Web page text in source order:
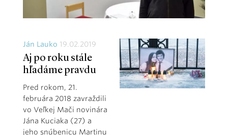
Ján Lauko 19.02.2019
Aj po roku stále
hľadáme pravdu
Pred rokom, 21.
februára 2018 zavraždili
vo Veľkej Mači novinára
Jána Kuciaka (27) a
jeho snúbenicu Martinu